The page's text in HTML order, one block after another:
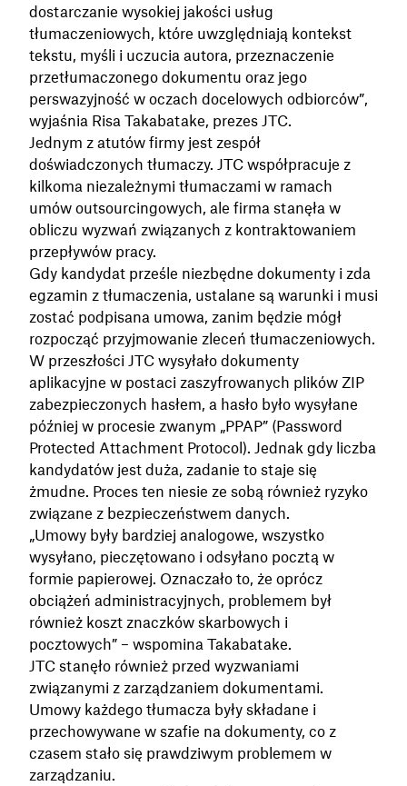
dostarczanie wysokiej jakości usług
tłumaczeniowych, które uwzględniają kontekst
tekstu, myśli i uczucia autora, przeznaczenie
przetłumaczonego dokumentu oraz jego
perswazyjność w oczach docelowych odbiorców”,
wyjaśnia Risa Takabatake, prezes JTC.
Jednym z atutów firmy jest zespół
doświadczonych tłumaczy. JTC współpracuje z
kilkoma niezależnymi tłumaczami w ramach
umów outsourcingowych, ale firma stanęła w
obliczu wyzwań związanych z kontraktowaniem
przepływów pracy.
Gdy kandydat prześle niezbędne dokumenty i zda
egzamin z tłumaczenia, ustalane są warunki i musi
zostać podpisana umowa, zanim będzie mógł
rozpocząć przyjmowanie zleceń tłumaczeniowych.
W przeszłości JTC wysyłało dokumenty
aplikacyjne w postaci zaszyfrowanych plików ZIP
zabezpieczonych hasłem, a hasło było wysyłane
później w procesie zwanym „PPAP” (Password
Protected Attachment Protocol). Jednak gdy liczba
kandydatów jest duża, zadanie to staje się
żmudne. Proces ten niesie ze sobą również ryzyko
związane z bezpieczeństwem danych.
„Umowy były bardziej analogowe, wszystko
wysyłano, pieczętowano i odsyłano pocztą w
formie papierowej. Oznaczało to, że oprócz
obciążeń administracyjnych, problemem był
również koszt znaczków skarbowych i
pocztowych” – wspomina Takabatake.
JTC stanęło również przed wyzwaniami
związanymi z zarządzaniem dokumentami.
Umowy każdego tłumacza były składane i
przechowywane w szafie na dokumenty, co z
czasem stało się prawdziwym problemem w
zarządzaniu.